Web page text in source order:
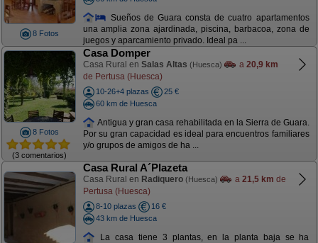
8 Fotos
Sueños de Guara consta de cuatro apartamentos
una amplia zona ajardinada, piscina, barbacoa, zona de
juegos y aparcamiento privado. Ideal pa ...
8 Fotos
(3 comentarios)
Casa Domper
Casa Rural en Salas Altas (Huesca) a 20,9 km
de Pertusa (Huesca)
10-26+4 plazas
25 €
60 km de Huesca
Antigua y gran casa rehabilitada en la Sierra de Guara.
Por su gran capacidad es ideal para encuentros familiares
y/o grupos de amigos de ha ...
Casa Rural A´Plazeta
Casa Rural en Radiquero (Huesca) a 21,5 km de
Pertusa (Huesca)
8-10 plazas
16 €
43 km de Huesca
La casa tiene 3 plantas, en la planta baja se ha